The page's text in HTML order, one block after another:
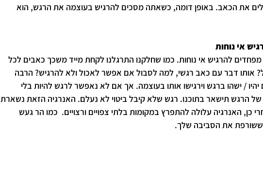
את הכאב. באופן דומה, כשאתה מסכים להרגיש בעוצמה את הרגש, הוא
אי נוחות
מפחדים להרגיש אי נוחות. כמו שחלקנו התרגלנו לקחת מייד משכך כאבים לכל
אותו דבר עם כאב רגשי, למה לסבול אם אפשר לאכול ולא להרגיש? הרבה
/ ישהו ברגש וירגישו אותו בעוצמה. אך אם לא נאפשר לרגש להיות בלי
הרגש תישאר בתוכנו. רגש שלא קיבל ביטוי לא נעלם. האנרגיה הזאת נשארת
כן, האנרגיה עלולה להתפרץ במקומות בלתי צפויים ורצויים.  כמו הר געש
את הסביבה שלך.